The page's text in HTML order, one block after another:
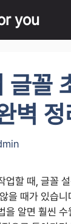
you
글꼴
벽 정
업할 때, 글꼴
을 때가 있습
을 알면 훨씬